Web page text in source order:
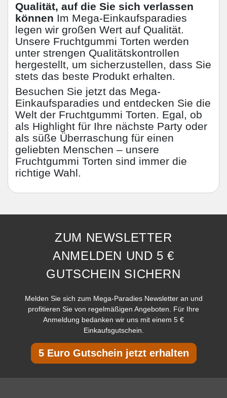
Qualität, auf die Sie sich verlassen
können Im Mega-Einkaufsparadies
legen wir großen Wert auf Qualität.
Unsere Fruchtgummi Torten werden
unter strengen Qualitätskontrollen
hergestellt, um sicherzustellen, dass Sie
stets das beste Produkt erhalten.
Besuchen Sie jetzt das Mega-
Einkaufsparadies und entdecken Sie die
Welt der Fruchtgummi Torten. Egal, ob
als Highlight für Ihre nächste Party oder
als süße Überraschung für einen
geliebten Menschen – unsere
Fruchtgummi Torten sind immer die
richtige Wahl.
ZUM NEWSLETTER
ANMELDEN UND 5 €
GUTSCHEIN SICHERN
Melden Sie sich zum Mega-Paradies Newsletter an und
profitieren Sie von regelmäßigen Angeboten. Für Ihre
Anmeldung bedanken wir uns mit einem 5 €
Einkaufsgutschein.
5 Euro Gutschein jetzt erhalten